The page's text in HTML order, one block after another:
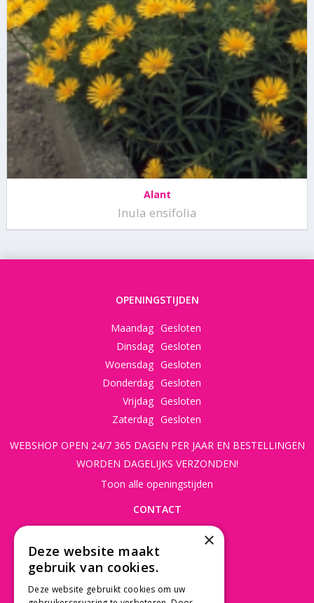
Alant
Inula ensifolia
OPENINGSTIJDEN
Maandag Gesloten
Dinsdag Gesloten
Woensdag Gesloten
Donderdag Gesloten
Vrijdag Gesloten
Zaterdag Gesloten
WEBSHOP OPEN 24/7 365 DAGEN PER JAAR EN BESTELLINGEN
WORDEN DAGELIJKS VERZONDEN!
Toon alle openingstijden
CONTACT
3997 MK 't Goy
030 - 60 11 365
info@tuincentrumdebruijn.nl
×
Deze website maakt
gebruik van cookies.
Deze website gebruikt cookies om uw